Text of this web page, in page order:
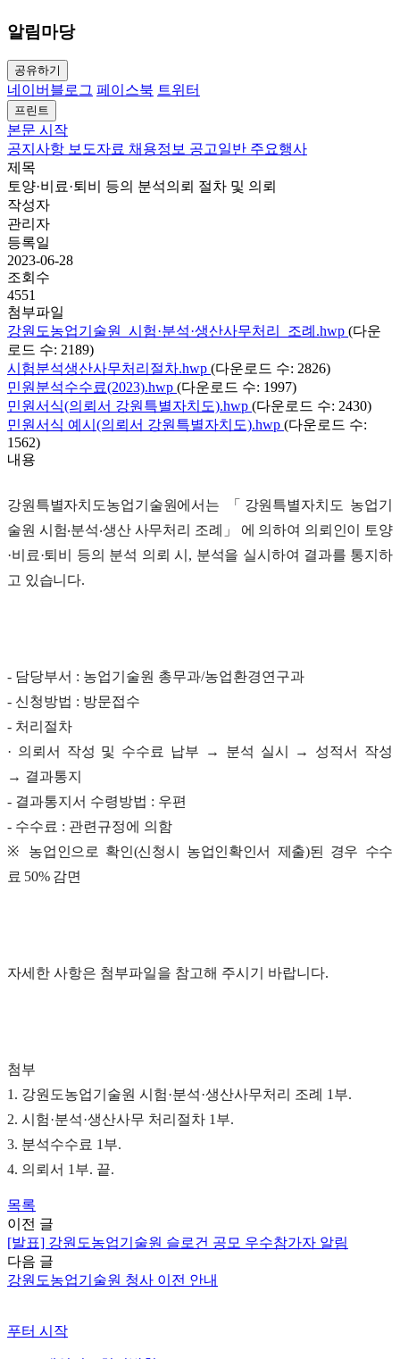
알림마당
공유하기
네이버블로그 페이스북 트위터
프린트
본문 시작
공지사항 보도자료 채용정보 공고일반 주요행사
제목
토양·비료·퇴비 등의 분석의뢰 절차 및 의뢰
작성자
관리자
등록일
2023-06-28
조회수
4551
첨부파일
강원도농업기술원_시험·분석·생산사무처리_조례.hwp (다운
로드 수: 2189)
시험분석생산사무처리절차.hwp (다운로드 수: 2826)
민원분석수수료(2023).hwp (다운로드 수: 1997)
민원서식(의뢰서 강원특별자치도).hwp (다운로드 수: 2430)
민원서식 예시(의뢰서 강원특별자치도).hwp (다운로드 수:
1562)
내용
강원특별자치도농업기술원에서는 「 강원특별자치도 농업기
술원 시험‧분석‧생산 사무처리 조례 」 에 의하여 의뢰인이 토양
·비료·퇴비 등의 분석 의뢰 시 , 분석을 실시하여 결과를 통지하
고 있습니다.
- 담당부서 : 농업기술원 총무과/농업환경연구과
- 신청방법 : 방문접수
- 처리절차
· 의뢰서 작성 및 수수료 납부 → 분석 실시 →
성적서 작성
→ 결과통지
- 결과통지서 수령방법 : 우편
- 수수료 : 관련규정에 의함
※ 농업인으로 확인(신청시 농업인확인서 제출)된 경우 수수
료 50% 감면
자세한 사항은 첨부파일을 참고해 주시기 바랍니다.
첨부
1. 강원도농업기술원 시험·분석·생산사무처리 조례 1 부.
2. 시험·분석·생산사무 처리절차 1 부.
3. 분석수수료 1 부.
4. 의뢰서 1 부. 끝.
목록
이전 글
[발표] 강원도농업기술원 슬로건 공모 우수참가자 알림
다음 글
강원도농업기술원 청사 이전 안내
푸터 시작